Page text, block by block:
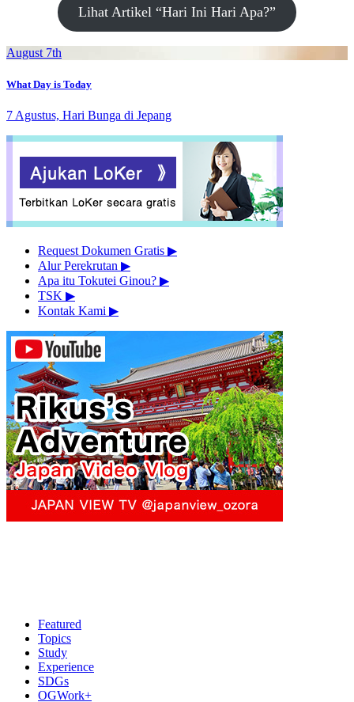
Lihat Artikel “Hari Ini Hari Apa?”
August 7th
What Day is Today
7 Agustus, Hari Bunga di Jepang
Request Dokumen Gratis ▶︎
Alur Perekrutan ▶︎
Apa itu Tokutei Ginou? ▶︎
TSK ▶︎
Kontak Kami ▶︎
Featured
Topics
Study
Experience
SDGs
OGWork+